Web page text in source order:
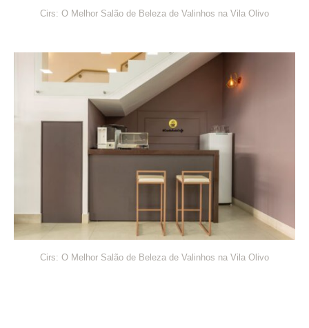
Cirs: O Melhor Salão de Beleza de Valinhos na Vila Olivo
Cirs: O Melhor Salão de Beleza de Valinhos na Vila Olivo